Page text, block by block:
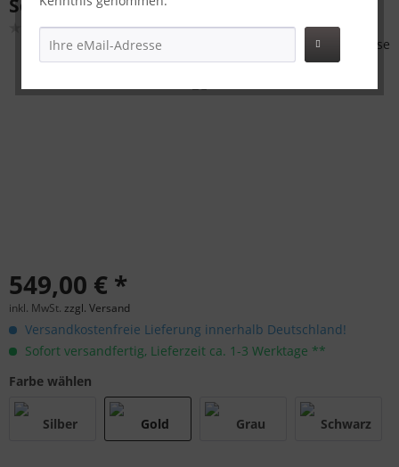
Schloss, Aluminiumrahmen
549,00 € *
inkl. MwSt. zzgl. Versand
Versandkostenfreie Lieferung innerhalb Deutschland!
Sofort versandfertig, Lieferzeit ca. 1-3 Werktage **
Farbe wählen